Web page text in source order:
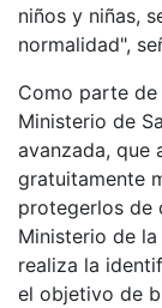
niños y niñas,
normalidad",
Como parte de
Ministerio de
avanzada, que
gratuitamente
protegerlos de
Ministerio de
realiza la
el objetivo de